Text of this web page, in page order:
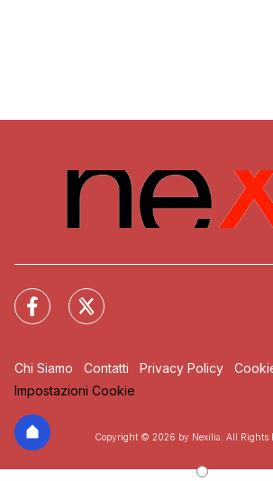
Chi Siamo Contatti Privacy Policy
Impostazioni Cookie
Copyright © 2026 by Nexilia. All Rights